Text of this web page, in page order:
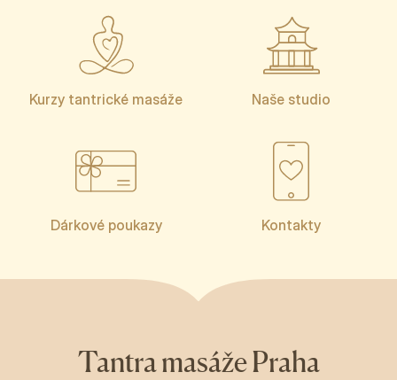
Kurzy tantrické masáže Naše studio
Dárkové poukazy Kontakty
Tantra masáže Praha